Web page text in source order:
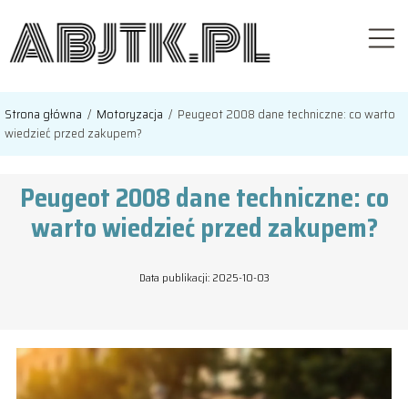
Strona główna / Motoryzacja / Peugeot 2008 dane techniczne: co warto
wiedzieć przed zakupem?
Peugeot 2008 dane techniczne: co
warto wiedzieć przed zakupem?
Data publikacji: 2025-10-03